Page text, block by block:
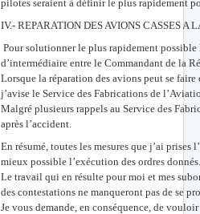
pilotes seraient à définir le plus rapidement
IV.- REPARATION DES AVIONS CASSES A
Pour solutionner le plus rapidement
d’intermédiaire entre le Commandant de la
Lorsque la réparation des avions peut se
j’avise le Service des Fabrications de
Malgré plusieurs rappels au Service des
après l’accident.
En résumé, toutes les mesures que j’ai
mieux possible l’exécution des ordres donnés.
Le travail qui en résulte pour moi et mes
des contestations ne manqueront pas de se
Je vous demande, en conséquence, de